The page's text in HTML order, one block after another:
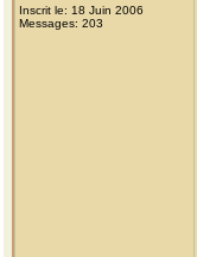
Inscrit le: 18 Juin 2006
Messages: 203